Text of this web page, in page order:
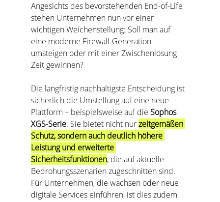
Angesichts des bevorstehenden End-of-Life
stehen Unternehmen nun vor einer
wichtigen Weichenstellung: Soll man auf
eine moderne Firewall-Generation
umsteigen oder mit einer Zwischenlösung
Zeit gewinnen?
Die langfristig nachhaltigste Entscheidung ist
sicherlich die Umstellung auf eine neue
Plattform – beispielsweise auf die Sophos
XGS-Serie. Sie bietet nicht nur zeitgemäßen
Schutz, sondern auch deutlich höhere
Leistung und erweiterte
Sicherheitsfunktionen, die auf aktuelle
Bedrohungsszenarien zugeschnitten sind.
Für Unternehmen, die wachsen oder neue
digitale Services einführen, ist dies zudem